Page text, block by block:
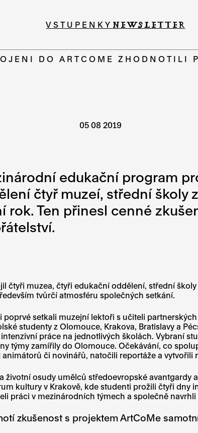
VSTUPENKY NEWSLETTER
DO ARTCOME ZHODNOTILI
05 08 2019
edukační program
čtyř muzeí, střední školy
rok. Ten přinesl cenné
čtyři muzea, čtyři edukační oddělení, střední
tvůrčí atmosféru společných setkání.
setkali muzejní lektoři s učiteli
studenty z Olomouce, Krakova, Bratislavy a
práce na jednotlivých školách. Vybraní
týmy zamířily do Olomouce. Očekávání, co
či novinářů, natočili reportáže a vytvořili
osudy umělců středoevropské avantgardy
kultury v Krakově, kde studenti prožili čtyři
práci v mezinárodních týmech a společně navrhli
zkušenost s projektem ArtCoMe